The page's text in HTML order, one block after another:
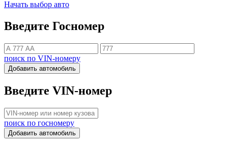
Начать выбор авто
Введите Госномер
поиск по VIN-номеру
Добавить автомобиль
Введите VIN-номер
поиск по госномеру
Добавить автомобиль